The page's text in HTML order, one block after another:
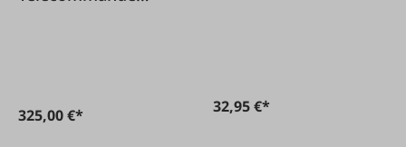
325,00 €* 32,95 €*